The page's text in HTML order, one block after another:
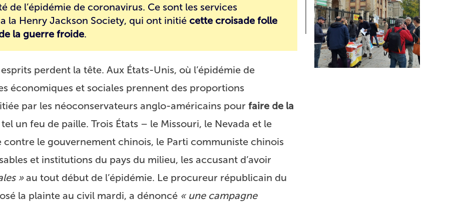
de l’épidémie de coronavirus. Ce sont les services
la Henry Jackson Society, qui ont initié cette croisade folle
la guerre froide.
perdent la tête. Aux États-Unis, où l’épidémie de
économiques et sociales prennent des proportions
par les néoconservateurs anglo-américains pour faire de la
un feu de paille. Trois États – le Missouri, le Nevada et le
contre le gouvernement chinois, le Parti communiste chinois
et institutions du pays du milieu, les accusant d’avoir
»au tout début de l’épidémie. Le procureur républicain du
la plainte au civil mardi, a dénoncé « une campagne